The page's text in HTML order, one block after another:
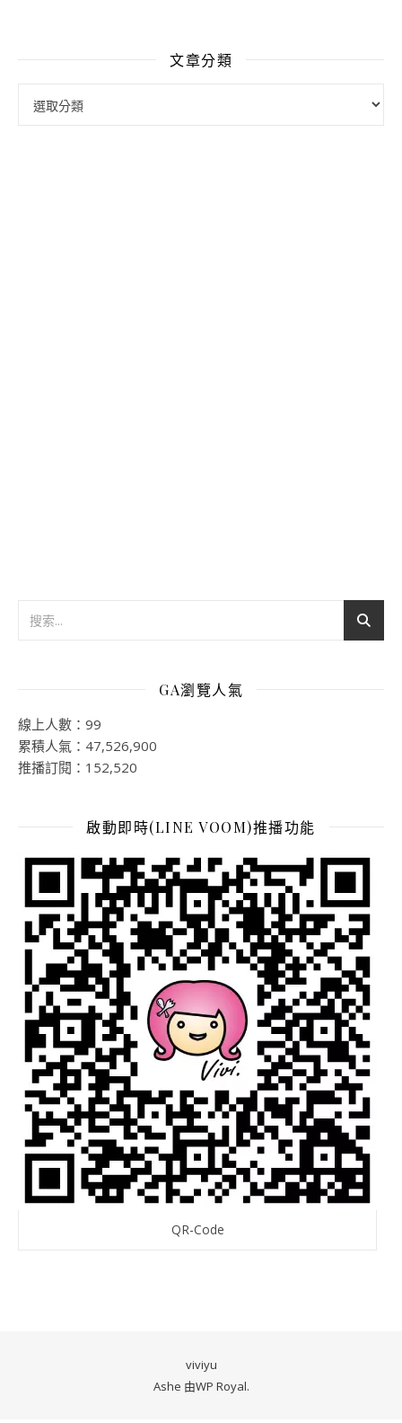
文章分類
GA瀏覽人氣
線上人數：99
累積人氣：47,526,900
推播訂閱：152,520
啟動即時(LINE VOOM)推播功能
QR-Code
viviyu
Ashe 由WP Royal.